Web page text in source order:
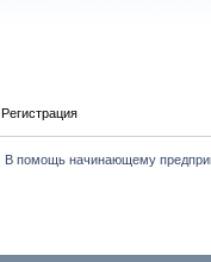
Регистрация
В помощь начинающему